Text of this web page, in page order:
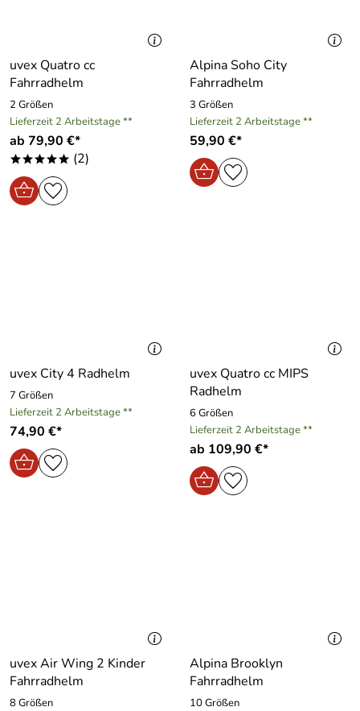
uvex Quatro cc
Fahrradhelm
2 Größen
Lieferzeit 2 Arbeitstage **
ab 79,90 €*
***** (2)
Alpina Soho City
Fahrradhelm
3 Größen
Lieferzeit 2 Arbeitstage **
59,90 €*
uvex City 4 Radhelm
7 Größen
Lieferzeit 2 Arbeitstage **
74,90 €*
uvex Quatro cc MIPS
Radhelm
6 Größen
Lieferzeit 2 Arbeitstage **
ab 109,90 €*
uvex Air Wing 2 Kinder
Fahrradhelm
8 Größen
Alpina Brooklyn
Fahrradhelm
10 Größen